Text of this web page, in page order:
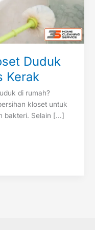
Duduk
Kerak
di rumah?
kloset untuk
bakteri. Selain […]